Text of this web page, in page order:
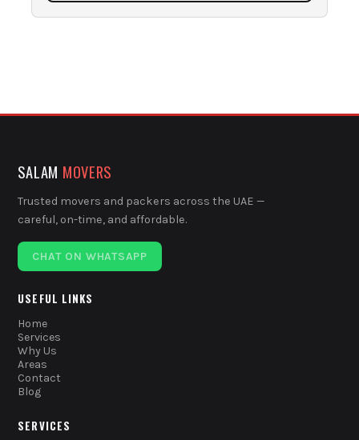
SALAM MOVERS
Trusted movers and packers across the UAE —
careful, on-time, and affordable.
CHAT ON WHATSAPP
USEFUL LINKS
Home
Services
Why Us
Areas
Contact
Blog
SERVICES